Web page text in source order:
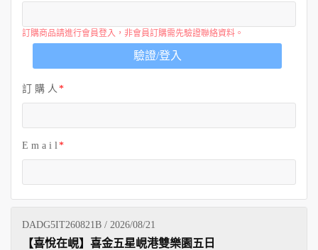
訂購商品請進行會員登入，非會員訂購需先驗證聯絡資料。
驗證/登入
訂 購 人
E m a i l
DADG5IT260821B / 2026/08/21
【喜悅在峴】喜金五星峴港雙樂園五日